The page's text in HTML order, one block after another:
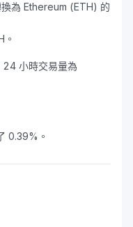
為 Ethereum (ETH) 的
小時交易量為
0.39%。